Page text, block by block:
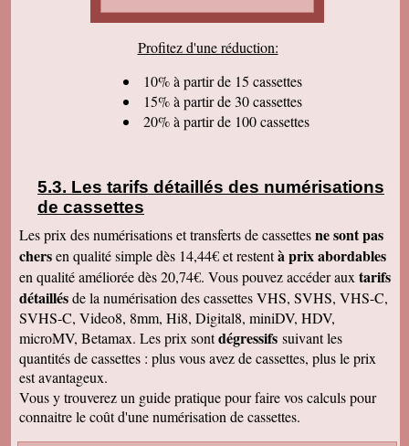
cordialement.
J'ai bien reçu votre paquet, et je suis très
dois dire qu'au début j'étais un peu septique vu
les prix . merci beaucoup Cordialement
Pierre B
Je suis très très très satisfait de votre travail.
que les affaires aillent très bien.
Jacques N
Colis reçu ce jour, satisfait du bon travail réalisé
par vos soins. Merci encore, Cordialement
Hervé R
j'ai bien reçu les CD et les K7 en retour, merci
de cet excellent traitement. Très bons résultats
Pascal R
bonjour bien reçu le colis samedi après
visionnage le travail est superbe
Francis C
J' ai bien reçu votre envoi Les premières
visualisations montrent un beau travail, et
rappellent de nombreux souvenirs Merci Je
Profitez d'une réduction:
10% à partir de 15 cassettes
15% à partir de 30 cassettes
20% à partir de 100 cassettes
Les tarifs détaillés des numérisations
de cassettes
Les prix des numérisations et transferts de cassettesne sont pas
chersen qualité simple dès 14,44€ et restentà prix abordables
en qualité améliorée dès 20,74€. Vous pouvez accéder aux tarifs
détaillésde la numérisation des cassettes VHS, SVHS, VHS-C,
SVHS-C, Video8, 8mm, Hi8, Digital8, miniDV, HDV,
microMV, Betamax. Les prix sontdégressifs suivant les
quantités de cassettes : plus vous avez de cassettes, plus le prix
est avantageux.
Vous y trouverez un guide pratique pour faire vos calculs pour
connaitre le coût d'une numérisation de cassettes.